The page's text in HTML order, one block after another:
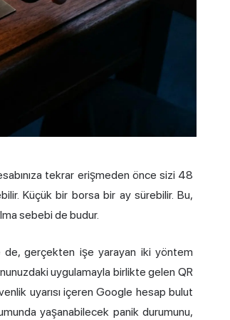
tekrar erişmeden önce sizi 48
Küçük bir borsa bir ay sürebilir. Bu,
sebebi de budur.
de, gerçekten işe yarayan iki yöntem
uygulamayla birlikte gelen QR
uyarısı içeren Google hesap bulut
yaşanabilecek panik durumunu,